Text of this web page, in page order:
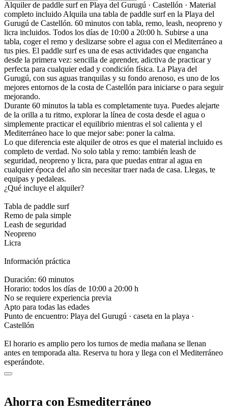
Alquiler de paddle surf en Playa del Gurugú · Castellón · Material
completo incluidoAlquila una tabla de paddle surf en la Playa del
Gurugú de Castellón. 60 minutos con tabla, remo, leash, neopreno y
licra incluidos. Todos los días de 10:00 a 20:00 h. Subirse a una
tabla, coger el remo y deslizarse sobre el agua con el Mediterráneo a
tus pies. El paddle surf es una de esas actividades que engancha
desde la primera vez: sencilla de aprender, adictiva de practicar y
perfecta para cualquier edad y condición física. La Playa del
Gurugú, con sus aguas tranquilas y su fondo arenoso, es uno de los
mejores entornos de la costa de Castellón para iniciarse o para seguir
mejorando.
Durante 60 minutos la tabla es completamente tuya. Puedes alejarte
de la orilla a tu ritmo, explorar la línea de costa desde el agua o
simplemente practicar el equilibrio mientras el sol calienta y el
Mediterráneo hace lo que mejor sabe: poner la calma.
Lo que diferencia este alquiler de otros es que el material incluido es
completo de verdad. No solo tabla y remo: también leash de
seguridad, neopreno y licra, para que puedas entrar al agua en
cualquier época del año sin necesitar traer nada de casa. Llegas, te
equipas y pedaleas.
¿Qué incluye el alquiler?
Tabla de paddle surf
Remo de pala simple
Leash de seguridad
Neopreno
Licra
Información práctica
Duración: 60 minutos
Horario: todos los días de 10:00 a 20:00 h
No se requiere experiencia previa
Apto para todas las edades
Punto de encuentro: Playa del Gurugú · caseta en la playa ·
Castellón
El horario es amplio pero los turnos de media mañana se llenan
antes en temporada alta. Reserva tu hora y llega con el Mediterráneo
esperándote.
Ahorra con Esmediterráneo